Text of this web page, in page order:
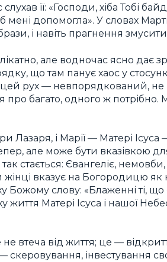
її: «Господи, хіба Тобі
допомогла». У словах
і навіть прагнення
але водночас ясно дає
що там панує хаос у
цей рух — невпорядкований,
багато, одного ж потрібно.
Лазаря, і Марії — Матері
але може бути вказівкою
так стається: Євангеліє,
жінці вказує на Богородицю як
слову: «Блаженні ті, що
Матері Ісуса і нашої
втеча від життя; це —
інвестування